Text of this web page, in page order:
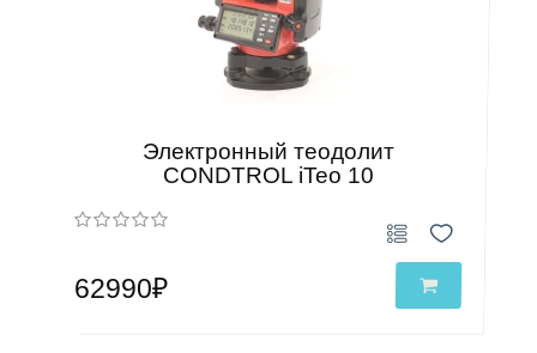
Электронный теодолит
CONDTROL iTeo 10
62990₽